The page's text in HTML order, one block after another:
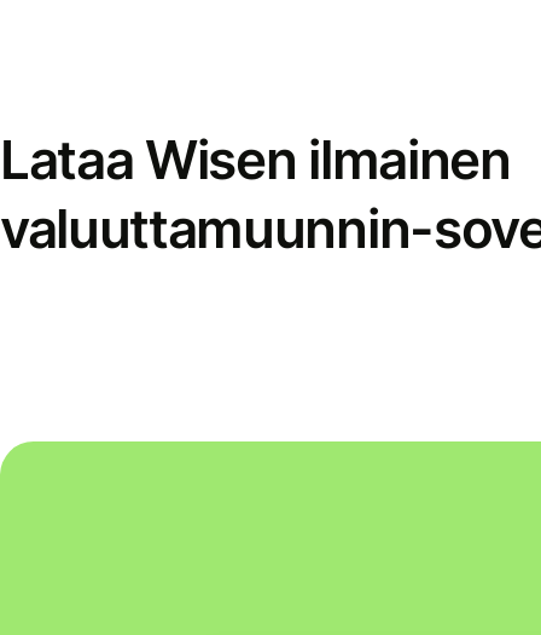
Lataa Wisen ilmainen
valuuttamuunnin-